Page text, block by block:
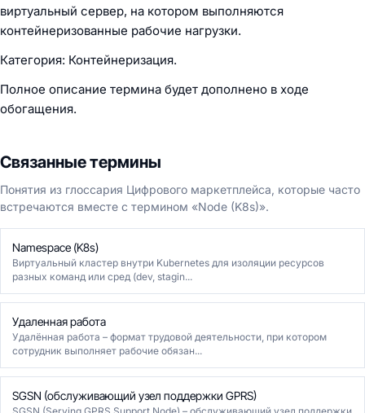
виртуальный сервер, на котором выполняются
контейнеризованные рабочие нагрузки.
Категория: Контейнеризация.
Полное описание термина будет дополнено в ходе
обогащения.
Связанные термины
Понятия из глоссария Цифрового маркетплейса, которые часто
встречаются вместе с термином «Node (K8s)».
Namespace (K8s)
Виртуальный кластер внутри Kubernetes для изоляции ресурсов
разных команд или сред (dev, stagin...
Удаленная работа
Удалённая работа – формат трудовой деятельности, при котором
сотрудник выполняет рабочие обязан...
SGSN (обслуживающий узел поддержки GPRS)